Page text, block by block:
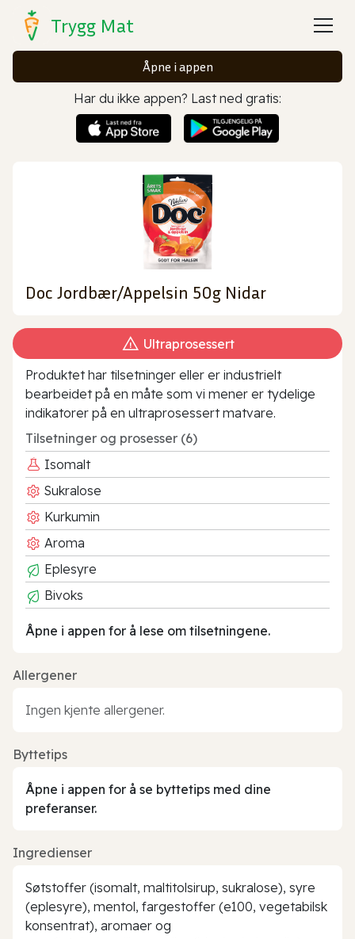
Trygg Mat
Åpne i appen
Har du ikke appen? Last ned gratis:
Doc Jordbær/Appelsin 50g Nidar
Ultraprosessert
Produktet har tilsetninger eller er industrielt
bearbeidet på en måte som vi mener er tydelige
indikatorer på en ultraprosessert matvare.
Tilsetninger og prosesser (6)
Isomalt
Sukralose
Kurkumin
Aroma
Eplesyre
Bivoks
Åpne i appen for å lese om tilsetningene.
Allergener
Ingen kjente allergener.
Byttetips
Åpne i appen for å se byttetips med dine
preferanser.
Ingredienser
Søtstoffer (isomalt, maltitolsirup, sukralose), syre
(eplesyre), mentol, fargestoffer (e100, vegetabilsk
konsentrat), aromaer og